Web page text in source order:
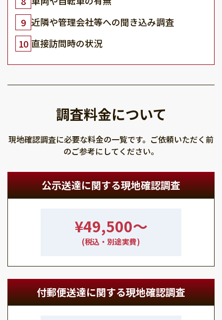
9 近隣や管理会社等への聞き込み調査
10 直接訪問時の状況
調査料金について
現地確認調査に必要な料金の一覧です。ご依頼いただく前
のご参考にしてください。
公示送達に関する現地確認調査
¥49,500〜
(税込・別途実費)
付郵便送達に関する現地確認調査